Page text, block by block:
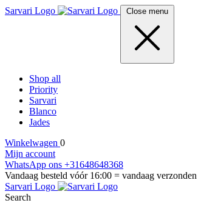
Sarvari Logo Close menu
Shop all
Priority
Sarvari
Blanco
Jades
Winkelwagen 0
Mijn account
WhatsApp ons +31648648368
Vandaag besteld vóór 16:00 = vandaag verzonden
Sarvari Logo
Search